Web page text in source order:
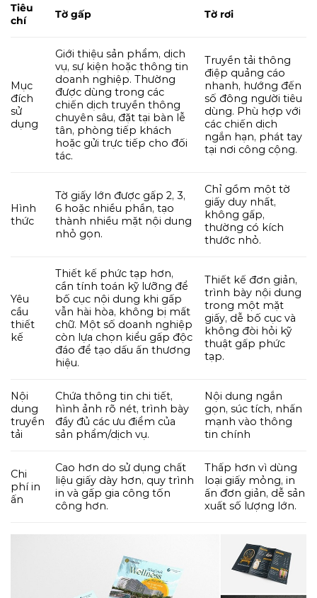
Tiêu
chí
Tờ gấp Tờ rơi
Mục
đích
sử
dụng
Giới thiệu sản phẩm, dịch
vụ, sự kiện hoặc thông tin
doanh nghiệp. Thường
được dùng trong các
chiến dịch truyền thông
chuyên sâu, đặt tại bàn lễ
tân, phòng tiếp khách
hoặc gửi trực tiếp cho đối
tác.
Truyền tải thông
điệp quảng cáo
nhanh, hướng đến
số đông người tiêu
dùng. Phù hợp với
các chiến dịch
ngắn hạn, phát tay
tại nơi công cộng.
Hình
thức
Tờ giấy lớn được gấp 2, 3,
6 hoặc nhiều phần, tạo
thành nhiều mặt nội dung
nhỏ gọn.
Chỉ gồm một tờ
giấy duy nhất,
không gấp,
thường có kích
thước nhỏ.
Yêu
cầu
thiết
kế
Thiết kế phức tạp hơn,
cần tính toán kỹ lưỡng để
bố cục nội dung khi gấp
vẫn hài hòa, không bị mất
chữ. Một số doanh nghiệp
còn lựa chọn kiểu gấp độc
đáo để tạo dấu ấn thương
hiệu.
Thiết kế đơn giản,
trình bày nội dung
trong một mặt
giấy, dễ bố cục và
không đòi hỏi kỹ
thuật gấp phức
tạp.
Nội
dung
truyền
tải
Chứa thông tin chi tiết,
hình ảnh rõ nét, trình bày
đầy đủ các ưu điểm của
sản phẩm/dịch vụ.
Nội dung ngắn
gọn, súc tích, nhấn
mạnh vào thông
tin chính
Chi
phí in
ấn
Cao hơn do sử dụng chất
liệu giấy dày hơn, quy trình
in và gấp gia công tốn
công hơn.
Thấp hơn vì dùng
loại giấy mỏng, in
ấn đơn giản, dễ sản
xuất số lượng lớn.